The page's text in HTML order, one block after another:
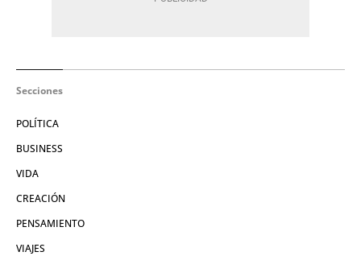
Secciones
POLÍTICA
BUSINESS
VIDA
CREACIÓN
PENSAMIENTO
VIAJES